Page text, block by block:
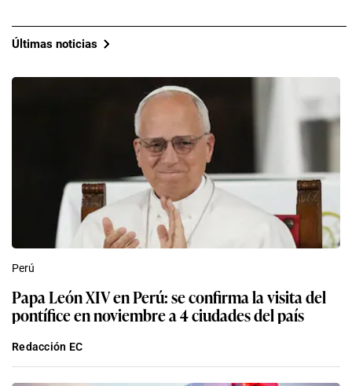
Últimas noticias
Perú
Papa León XIV en Perú: se confirma la visita del
pontífice en noviembre a 4 ciudades del país
Redacción EC